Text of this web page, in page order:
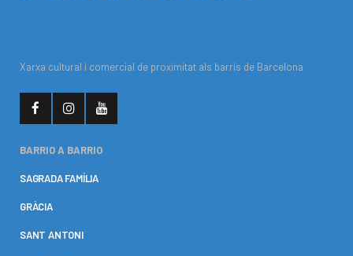
Xarxa cultural i comercial de proximitat als barris de Barcelona
BARRIO A BARRIO
SAGRADA FAMÍLIA
GRÀCIA
SANT ANTONI